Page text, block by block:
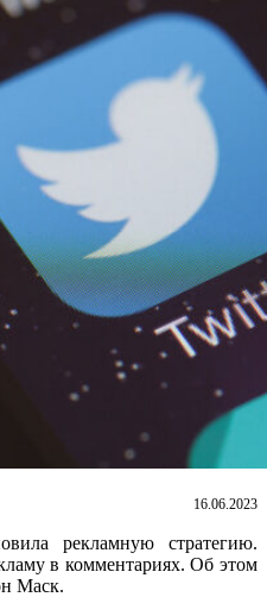
16.06.2023
рекламную стратегию.
в комментариях. Об этом
Маск.